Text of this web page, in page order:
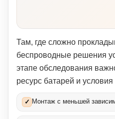
Там, где сложно
беспроводные решения
этапе обследования
ресурс батарей и условия
✓ Монтаж с меньшей